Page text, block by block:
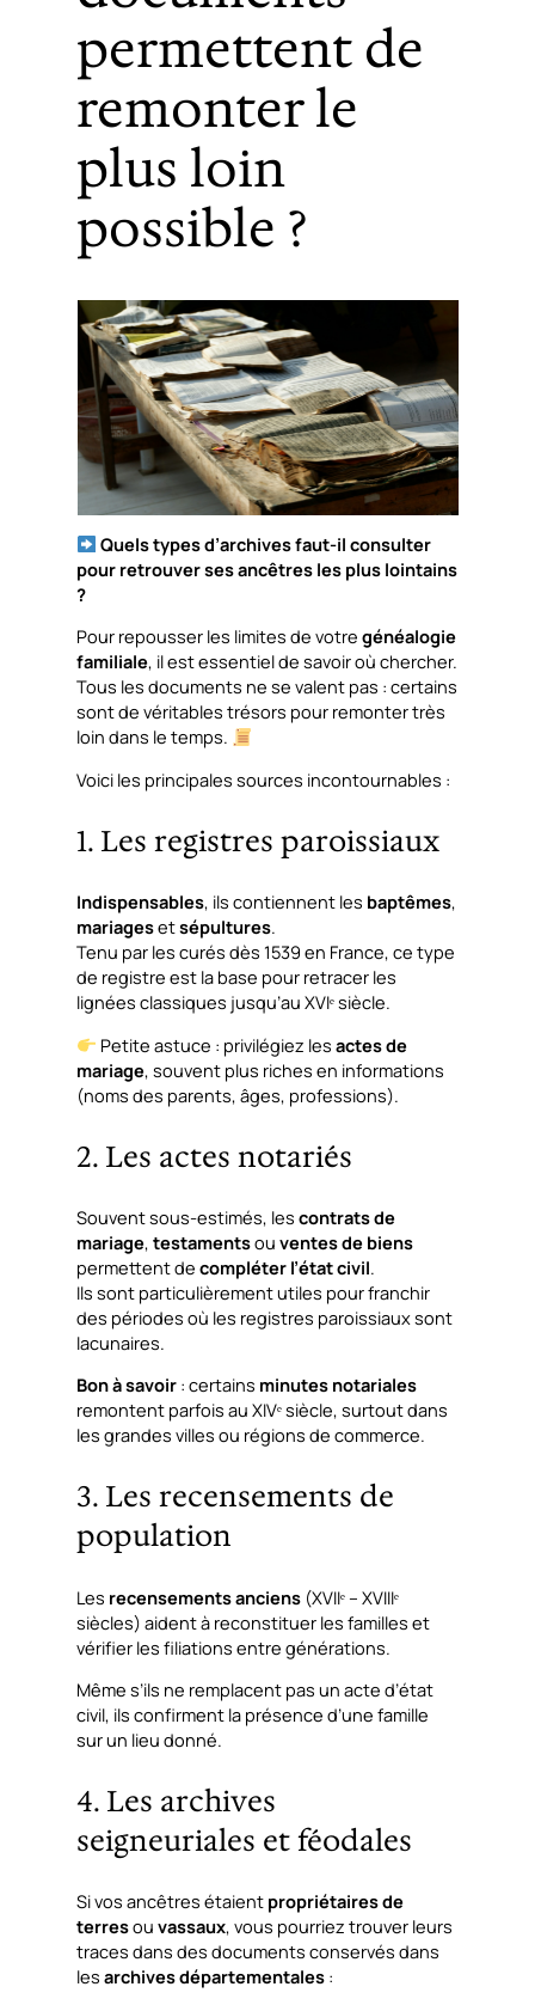
permettent de
remonter le
plus loin
possible ?
Quels types d’archives faut-il consulter
pour retrouver ses ancêtres les plus lointains
?
Pour repousser les limites de votregénéalogie
familiale, il est essentiel de savoir où chercher.
Tous les documents ne se valent pas : certains
sont de véritables trésors pour remonter très
loin dans le temps.
Voici les principales sources incontournables :
1. Les registres paroissiaux
Indispensables, ils contiennent les baptêmes,
mariagesetsépultures.
Tenu par les curés dès 1539 en France, ce type
de registre est la base pour retracer les
lignées classiques jusqu’au XVIᵉ siècle.
Petite astuce : privilégiez les actes de
mariage, souvent plus riches en informations
(noms des parents, âges, professions).
2. Les actes notariés
Souvent sous-estimés, lescontrats de
mariage,testamentsouventes de biens
permettent decompléter l’état civil.
Ils sont particulièrement utiles pour franchir
des périodes où les registres paroissiaux sont
lacunaires.
Bon à savoir : certains minutes notariales
remontent parfois au XIVᵉ siècle, surtout dans
les grandes villes ou régions de commerce.
3. Les recensements de
population
Les recensements anciens (XVIIᵉ – XVIIIᵉ
siècles) aident à reconstituer les familles et
vérifier les filiations entre générations.
Même s’ils ne remplacent pas un acte d’état
civil, ils confirment la présence d’une famille
sur un lieu donné.
4. Les archives
seigneuriales et féodales
Si vos ancêtres étaient propriétaires de
terresouvassaux, vous pourriez trouver leurs
traces dans des documents conservés dans
lesarchives départementales :